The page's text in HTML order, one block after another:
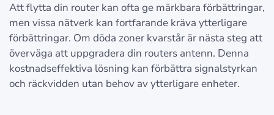
Att flytta din router kan ofta ge märkbara förbättringar,
men vissa nätverk kan fortfarande kräva ytterligare
förbättringar. Om döda zoner kvarstår är nästa steg att
överväga att uppgradera din routers antenn. Denna
kostnadseffektiva lösning kan förbättra signalstyrkan
och räckvidden utan behov av ytterligare enheter.